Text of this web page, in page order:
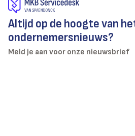
Altijd op de hoogte van
ondernemersnieuws?
Meld je aan voor onze nieuwsbrief